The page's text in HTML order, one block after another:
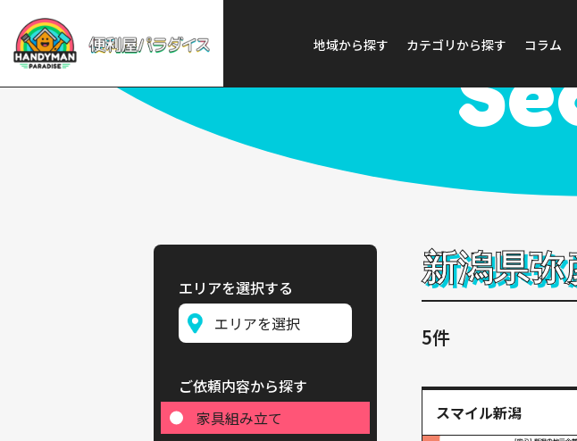
地域から探す カテゴリから探す
コラム
新潟県弥
5件
スマイル新潟
エリアを選択する
ご依頼内容から探す
家具組み立て